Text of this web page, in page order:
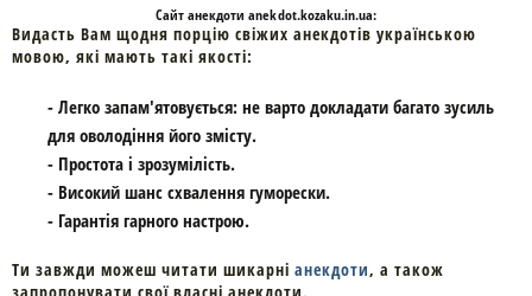
Cайтанекдоти anekdot.kozaku.in.ua:
Видасть Вам щодня порцію свіжих анекдотів українською
мовою, які мають такі якості:
- Легко запам'ятовується: не варто докладати багато зусиль
для оволодіння його змісту.
- Простота і зрозумілість.
- Високий шанс схвалення гуморески.
- Гарантія гарного настрою.
Ти завжди можеш читати шикарні анекдоти, а також